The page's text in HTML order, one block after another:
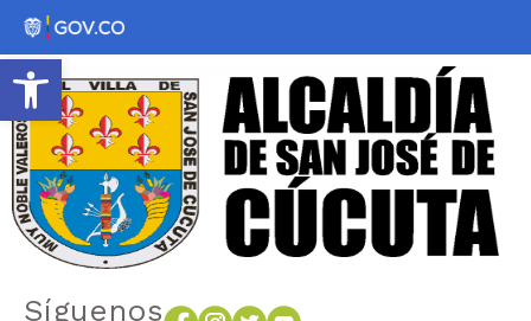
Abrir barra de herramientas
Síguenos